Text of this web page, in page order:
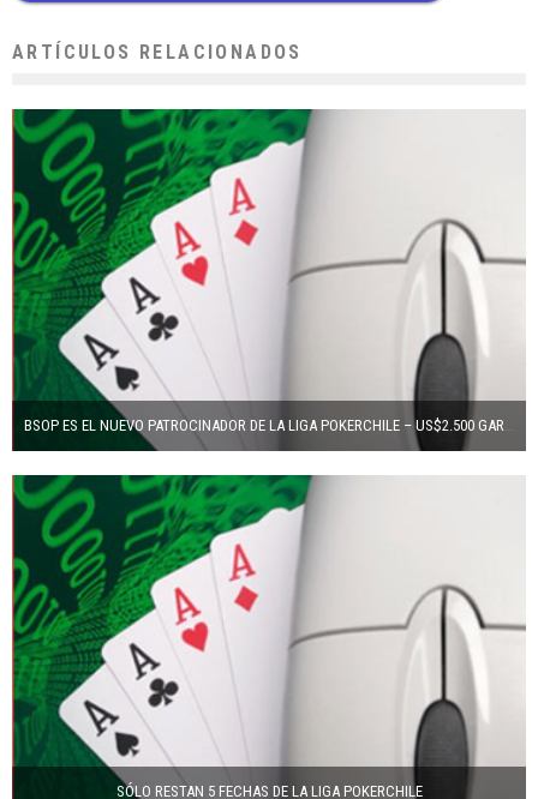
ARTÍCULOS RELACIONADOS
SÓLO RESTAN 5 FECHAS DE LA LIGA POKERCHILE